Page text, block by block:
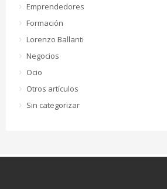
Emprendedores
Formación
Lorenzo Ballanti
Negocios
Ocio
Otros artículos
Sin categorizar